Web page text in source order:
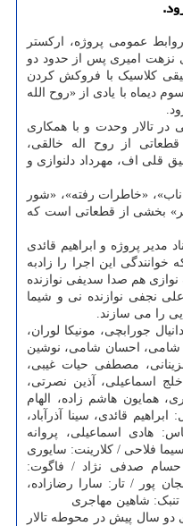
عمومی پروژه، ارکستر
نزهت امیری پس از حدود دو
کلاسیک با فروکش کردن
دیماه با یادی از «روح الله
در تالار وحدت و با همکاری
از روح اله خالقی،
قلی اف، مهرداد دلنوازی و
«خاطرات رفته»، «شور
بخشی از قطعاتی است که
مدیر پروژه و ابراهیم قائدی
این اجرا را زادبه
هم صدا سدیفی نوازنده
نجفی نوازنده نی و شیما
را می سازند.
جورابچی، مونیکا لوران،
شامی، احسان شامی، نوشین
مصطفی حیات غیبی،
اسماعیلی، آذین نصرتی،
همایون هاشم زاده، الهام
قائدی، سینا آذرآباد،
هادی اسماعیلی، پروانه
فلاحی / کلارینت: سایوری
صدفی نژاد / فاگوت:
پور / تار: سارا رضازاده،
شاهین مهاجری
دو سال پیش در محوطه تالار